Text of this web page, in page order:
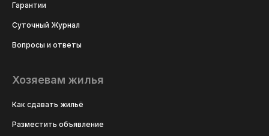
Гарантии
Суточный Журнал
Вопросы и ответы
Хозяевам жилья
Как сдавать жильё
Разместить объявление